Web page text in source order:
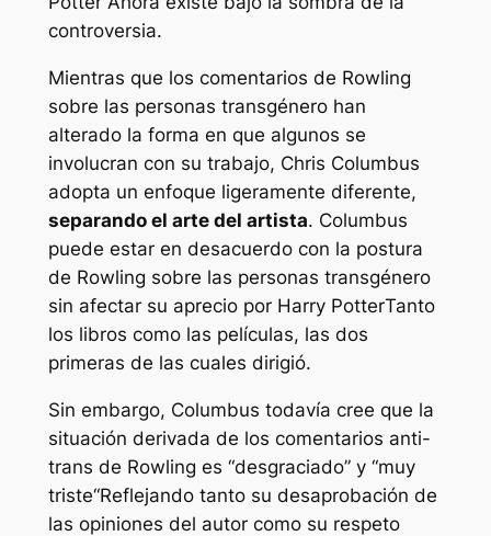
controversia.
Mientras que los comentarios de Rowling
sobre las personas transgénero han
alterado la forma en que algunos se
involucran con su trabajo, Chris Columbus
adopta un enfoque ligeramente diferente,
separando el arte del artista. Columbus
puede estar en desacuerdo con la postura
de Rowling sobre las personas transgénero
sin afectar su aprecio por Harry PotterTanto
los libros como las películas, las dos
primeras de las cuales dirigió.
Sin embargo, Columbus todavía cree que la
situación derivada de los comentarios anti-
trans de Rowling es “desgraciado” y “muy
triste“Reflejando tanto su desaprobación de
las opiniones del autor como su respeto